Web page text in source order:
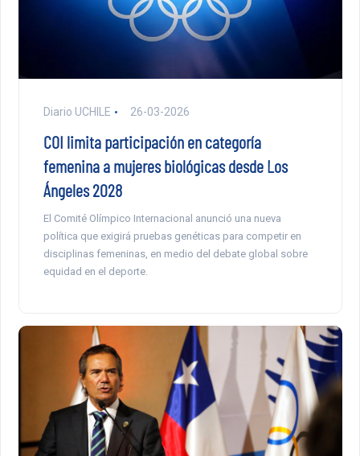
Diario UCHILE 26-03-2026
COI limita participación en categoría
femenina a mujeres biológicas desde Los
Ángeles 2028
El Comité Olímpico Internacional anunció una nueva
política que exigirá pruebas genéticas para competir en
disciplinas femeninas, en medio del debate global sobre
equidad en el deporte.